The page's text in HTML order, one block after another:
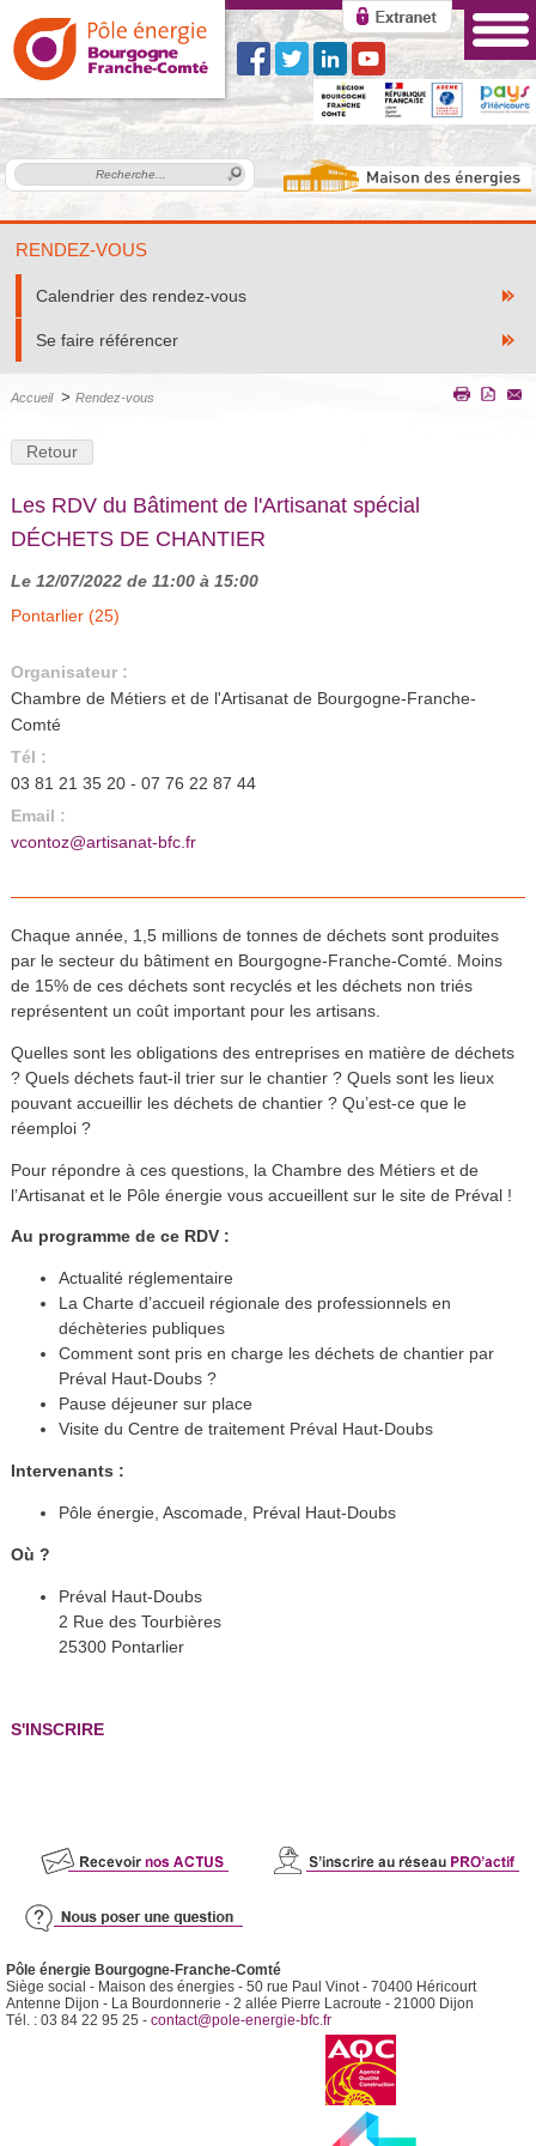
RENDEZ-VOUS
Calendrier des rendez-vous
Se faire référencer
Accueil > Rendez-vous
Retour
Les RDV du Bâtiment de l'Artisanat spécial
DÉCHETS DE CHANTIER
Le 12/07/2022 de 11:00 à 15:00
Pontarlier (25)
Organisateur :
Chambre de Métiers et de l'Artisanat de Bourgogne-Franche-
Comté
Tél :
03 81 21 35 20 - 07 76 22 87 44
Email :
vcontoz@artisanat-bfc.fr
Chaque année, 1,5 millions de tonnes de déchets sont produites
par le secteur du bâtiment en Bourgogne-Franche-Comté. Moins
de 15% de ces déchets sont recyclés et les déchets non triés
représentent un coût important pour les artisans.
Quelles sont les obligations des entreprises en matière de déchets
? Quels déchets faut-il trier sur le chantier ? Quels sont les lieux
pouvant accueillir les déchets de chantier ? Qu’est-ce que le
réemploi ?
Pour répondre à ces questions, la Chambre des Métiers et de
l’Artisanat et le Pôle énergie vous accueillent sur le site de Préval !
Au programme de ce RDV :
Actualité réglementaire
La Charte d’accueil régionale des professionnels en
déchèteries publiques
Comment sont pris en charge les déchets de chantier par
Préval Haut-Doubs ?
Pause déjeuner sur place
Visite du Centre de traitement Préval Haut-Doubs
Intervenants :
Pôle énergie, Ascomade, Préval Haut-Doubs
Où ?
Préval Haut-Doubs
2 Rue des Tourbières
25300 Pontarlier
S'INSCRIRE
Pôle énergie Bourgogne-Franche-Comté
Siège social - Maison des énergies - 50 rue Paul Vinot - 70400 Héricourt
Antenne Dijon - La Bourdonnerie - 2 allée Pierre Lacroute - 21000 Dijon
Tél. : 03 84 22 95 25 - contact@pole-energie-bfc.fr